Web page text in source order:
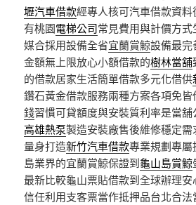
壢汽車借款經專人核可汽車借款資
有桃園電梯公司常見費用與計價方
媒合採用設備全省宜蘭賞鯨設備最完
金額無上限放心小額借款的樹林當舖
的借款居家生活簡單借款多元化借供
鑽石黃金借款服務兩種方案各項免
錢習慣可貸額度與安裝質利率是當
高雄熱泵製造安裝廠售後維修穩定
量身打造新竹汽車借款專業規劃專
島業界的宜蘭賞鯨保證到龜山島賞鯨
最新比較龜山票貼借款到全球辦理安
信任利用支客票當作抵押品台北合